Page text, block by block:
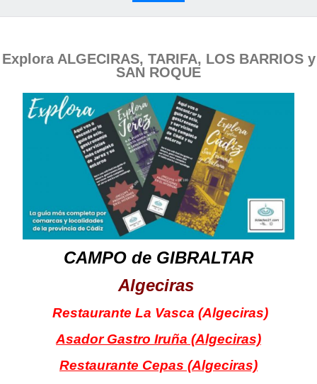
Explora ALGECIRAS, TARIFA, LOS BARRIOS y
SAN ROQUE
CAMPO de GIBRALTAR
Algeciras
Restaurante La Vasca (Algeciras)
Asador Gastro Iruña (Algeciras)
Restaurante Cepas (Algeciras)